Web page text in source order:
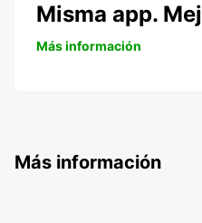
Misma app.
Más información
Más información